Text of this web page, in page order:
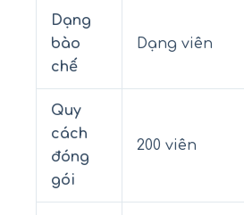
Dạng
bào
chế
Dạng viên
Quy
cách
đóng
gói
200 viên